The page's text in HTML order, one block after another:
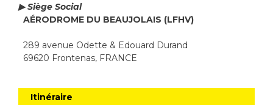
▶ Siège Social
AÉRODROME DU BEAUJOLAIS (LFHV)
289 avenue Odette & Edouard Durand
69620 Frontenas, FRANCE
Itinéraire